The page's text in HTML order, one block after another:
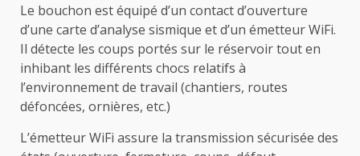
Le bouchon est équipé d’un contact d’ouverture
d’une carte d’analyse sismique et d’un émetteur WiFi.
Il détecte les coups portés sur le réservoir tout en
inhibant les différents chocs relatifs à
l’environnement de travail (chantiers, routes
défoncées, ornières, etc.)
L’émetteur WiFi assure la transmission sécurisée des